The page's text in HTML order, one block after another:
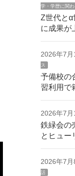
学・学歴に関
Z世代とα
に成果が
2026年7月
ス
予備校の
習利用で
2026年7月
鉄緑会の
とヒュー
2026年7月
話